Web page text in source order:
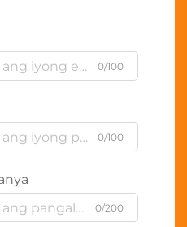
0/100
0/100
0/200